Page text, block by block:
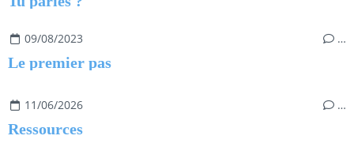
09/08/2023 …
Le premier pas
11/06/2026 …
Ressources